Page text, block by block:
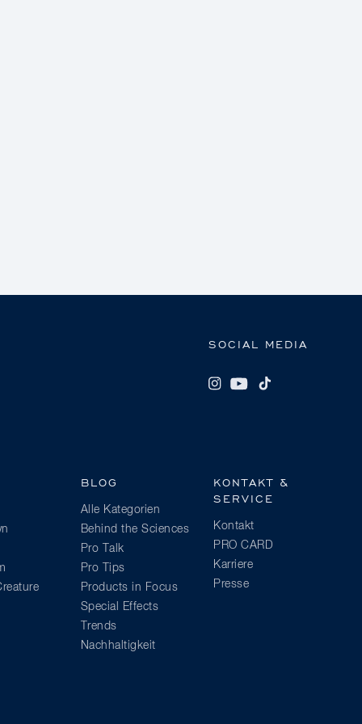
SOCIAL MEDIA
BLOG
Alle Kategorien
Behind the Sciences
Pro Talk
Pro Tips
Products in Focus
Special Effects
Trends
Nachhaltigkeit
KONTAKT &
SERVICE
Kontakt
PRO CARD
Karriere
Presse